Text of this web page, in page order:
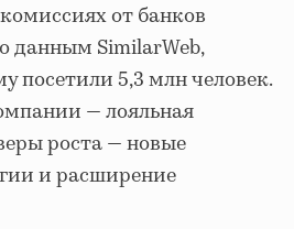
от банков
данным SimilarWeb,
посетили 5,3 млн человек.
— лояльная
роста — новые
и расширение